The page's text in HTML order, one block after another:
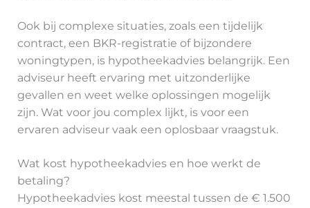
Ook bij complexe situaties, zoals een tijdelijk
contract, een BKR-registratie of bijzondere
woningtypen, is hypotheekadvies belangrijk. Een
adviseur heeft ervaring met uitzonderlijke
gevallen en weet welke oplossingen mogelijk
zijn. Wat voor jou complex lijkt, is voor een
ervaren adviseur vaak een oplosbaar vraagstuk.
Wat kost hypotheekadvies en hoe werkt de
betaling?
Hypotheekadvies kost meestal tussen de € 1.500